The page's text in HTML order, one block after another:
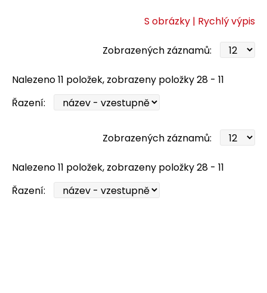
S obrázky | Rychlý výpis
Zobrazených záznamů:
Nalezeno 11 položek, zobrazeny položky 28 - 11
Řazení:
Zobrazených záznamů:
Nalezeno 11 položek, zobrazeny položky 28 - 11
Řazení: